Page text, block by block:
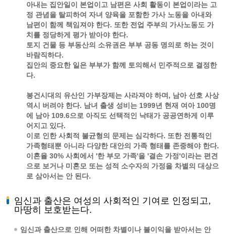
아내는 집안일이 본업이고 남편은 사회 활동이 본업이라는 고
정 관념을 탈피하여 자녀 양육을 포함한 가사 노동을 아내와
남편이 함께 책임져야 한다. 또한 전업 주부의 가사노동도 가
치를 정당하게 평가 받아야 한다.
토지 건물 등 부동산의 소유권은 부부 공동 명의로 하는 것이
바람직하다.
집안의 중요한 일은 부부가 함께 토의해서 민주적으로 결정한
다.
봉건시대의 유산인 가부장제는 사라져야 하며, 남아 선호 사상
역시 버려야 한다. 남녀 출생 성비는 1999년 현재 여아 100명
에 남아 109.6으로 아직도 선택적인 낙태가 공공연하게 이루
어지고 있다.
이로 인한 사회적 불균형의 문제는 심각하다. 또한 전통적인
가족형태뿐 아니라 다양한 대안의 가족 형태를 존중해야 한다.
이혼율 30% 사회에서 '한 부모 가족'을 '결손 가정'이라는 편견
으로 보거나 미혼모 또는 성적 소수자의 가정을 차별의 대상으
로 삼아서는 안 된다.
임신과 출산은 여성의 사회적인 기여로 인정되고,
마땅히 보호받는다.
임신과 출산으로 인해 어떠한 차별이나 불이익을 받아서는 안